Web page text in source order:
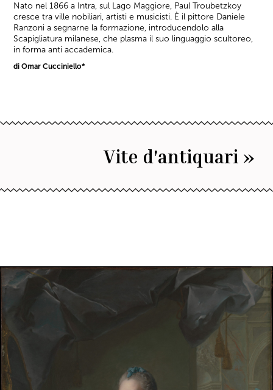
Nato nel 1866 a Intra, sul Lago Maggiore, Paul Troubetzkoy
cresce tra ville nobiliari, artisti e musicisti. È il pittore Daniele
Ranzoni a segnarne la formazione, introducendolo alla
Scapigliatura milanese, che plasma il suo linguaggio scultoreo,
in forma anti accademica.
di Omar Cucciniello*
Vite d'antiquari »